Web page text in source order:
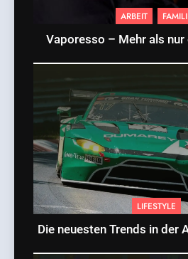
ARBEIT
Vaporesso – Mehr als nur
LIFESTYLE
Die neuesten Trends in der